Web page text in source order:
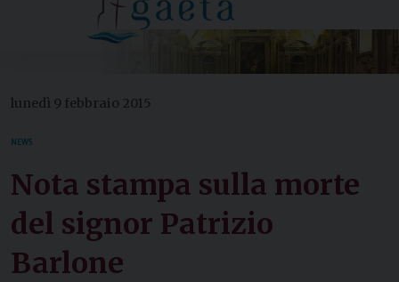
lunedì 9 febbraio 2015
NEWS
Nota stampa sulla morte
del signor Patrizio
Barlone